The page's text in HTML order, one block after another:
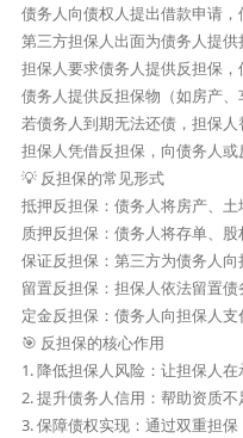
债务人向债权人提出借款申请，
第三方担保人出面为债务人提
担保人要求债务人提供反担保
债务人提供反担保物（如房产
若债务人到期无法还债，担保人
担保人凭借反担保，向债务人
💡 反担保的常见形式
抵押反担保：债务人将房产、
质押反担保：债务人将存单、
保证反担保：第三方为债务人
留置反担保：担保人依法留置债
定金反担保：债务人向担保人
🎯 反担保的核心作用
1. 降低担保人风险：让担保人
2. 提升债务人信用：帮助资质
3. 保障债权实现：通过双重担